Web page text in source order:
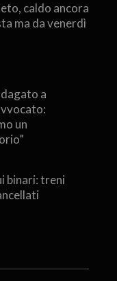
caldo ancora
ma da venerdì
a
un
binari: treni